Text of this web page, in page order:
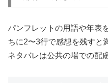
パンフレットの用語や年表
ちに2〜3行で感想を残すと
ネタバレは公共の場での配